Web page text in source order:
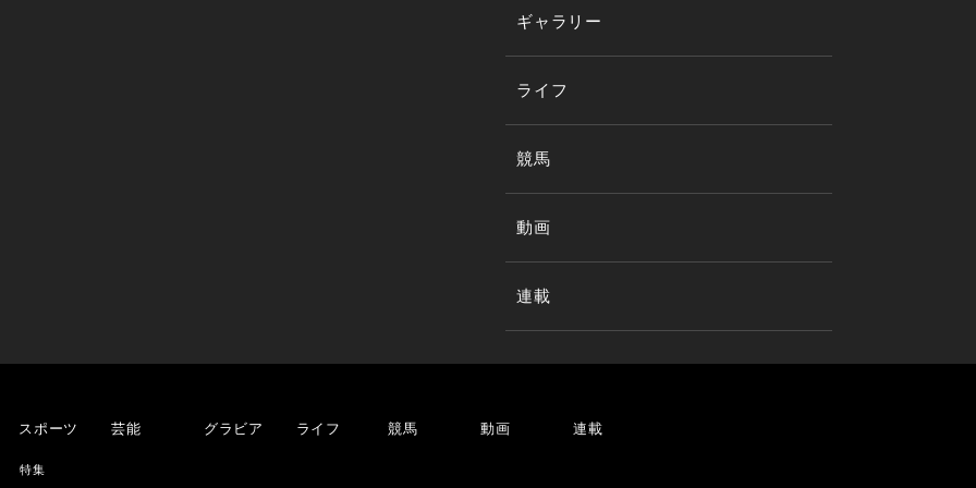
ギャラリー
ライフ
競馬
動画
連載
スポーツ
特集
芸能 グラビア ライフ 競馬 動画 連載